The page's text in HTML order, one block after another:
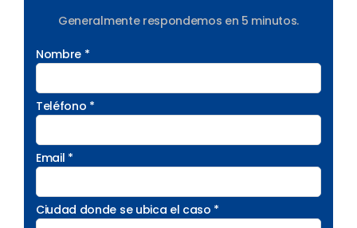
Generalmente respondemos en 5 minutos.
Nombre *
Teléfono *
Email *
Ciudad donde se ubica el caso *